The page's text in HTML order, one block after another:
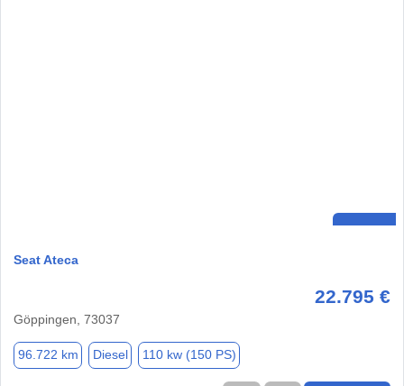
Seat Ateca
22.795 €
Göppingen, 73037
96.722 km Diesel 110 kw (150 PS)